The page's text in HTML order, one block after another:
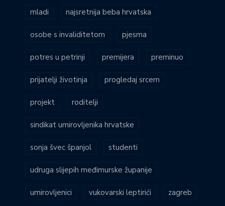
mladi najsretnija beba hrvatska
osobe s invaliditetom pjesma
potres u petrinji premijera preminuo
prijatelji životinja progledaj srcem
projekt roditelji
sindikat umirovljenika hrvatske
sonja švec španjol studenti
udruga slijepih međimurske županije
umirovljenici vukovarski leptirići zagreb